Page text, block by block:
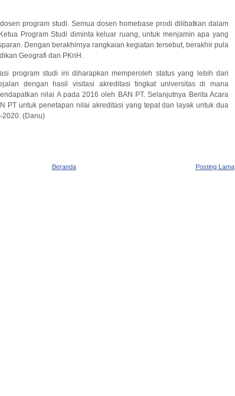
program studi. Semua dosen homebase prodi dilibatkan dalam
Program Studi diminta keluar ruang, untuk menjamin apa yang
Dengan berakhirnya rangkaian kegiatan tersebut, berakhir pula
Geografi dan PKnH.
program studi ini diharapkan memperoleh status yang lebih dari
dengan hasil visitasi akreditasi tingkat universitas di mana
nilai A pada 2016 oleh BAN PT. Selanjutnya Berita Acara
PT untuk penetapan nilai akreditasi yang tepat dan layak untuk dua
(Danu)
Posting Lama
Beranda